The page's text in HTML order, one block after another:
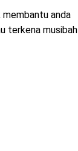
membantu anda
terkena musibah